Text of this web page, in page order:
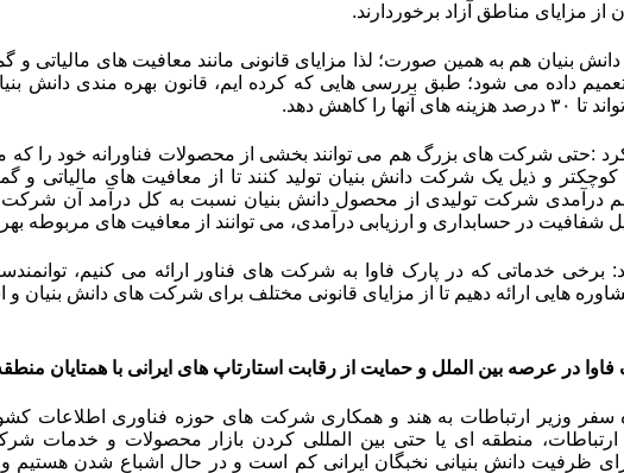
از مزایای مناطق آزاد برخوردارند.
بنیان هم به همین صورت؛ لذا مزایای قانونی مانند معافیت های مالیاتی
داده می شود؛ طبق بررسی هایی که کرده ایم، قانون بهره مندی دانش
را کاهش دهد
.
:حتی شرکت های بزرگ هم می توانند بخشی از محصولات فناورانه خود را
و ذیل یک شرکت دانش بنیان تولید کنند تا از معافیت های مالیاتی و
شرکت تولیدی از محصول دانش بنیان نسبت به کل درآمد آن
شفافیت در حسابداری و ارزیابی درآمدی، می توانند از معافیت های مربوطه
برخی خدماتی که در پارک فاوا به شرکت های فناور ارائه می کنیم،
هایی ارائه دهیم تا از مزایای قانونی مختلف برای شرکت های دانش بنیان و
فاوا در عرصه بین الملل و حمایت از رقابت استارتاپ های ایرانی با همتایان
سفر وزیر ارتباطات به هند و همکاری شرکت های حوزه فناوری اطلاعات
ظرفیت دانش بنیانی نخبگان ایرانی کم است و در حال اشباع شدن هستیم و